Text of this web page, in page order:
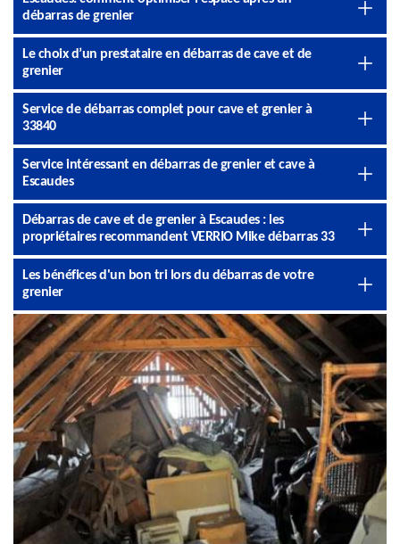
débarras de grenier
Le choix d’un prestataire en débarras de cave et de
grenier
Service de débarras complet pour cave et grenier à
33840
Service intéressant en débarras de grenier et cave à
Escaudes
Débarras de cave et de grenier à Escaudes : les
propriétaires recommandent VERRIO Mike débarras 33
Les bénéfices d'un bon tri lors du débarras de votre
grenier